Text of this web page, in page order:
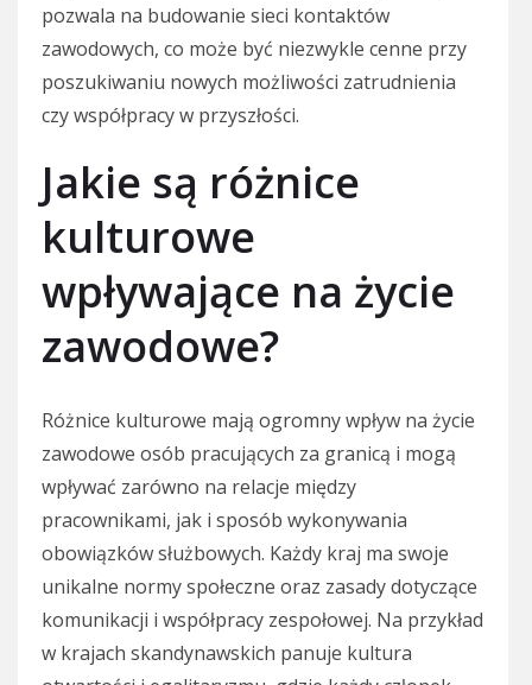
pozwala na budowanie sieci kontaktów
zawodowych, co może być niezwykle cenne przy
poszukiwaniu nowych możliwości zatrudnienia
czy współpracy w przyszłości.
Jakie są różnice
kulturowe
wpływające na życie
zawodowe?
Różnice kulturowe mają ogromny wpływ na życie
zawodowe osób pracujących za granicą i mogą
wpływać zarówno na relacje między
pracownikami, jak i sposób wykonywania
obowiązków służbowych. Każdy kraj ma swoje
unikalne normy społeczne oraz zasady dotyczące
komunikacji i współpracy zespołowej. Na przykład
w krajach skandynawskich panuje kultura